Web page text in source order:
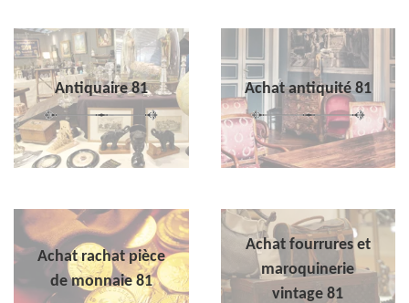
Antiquaire 81 Achat antiquité 81
Achat rachat pièce
de monnaie 81
Achat fourrures et
maroquinerie
vintage 81